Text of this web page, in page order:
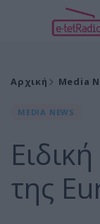
Αρχική Media
MEDIA NEWS
της